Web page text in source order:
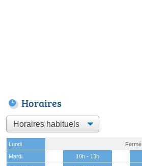
Horaires
Lundi
Fermé
Mardi
10h - 13h